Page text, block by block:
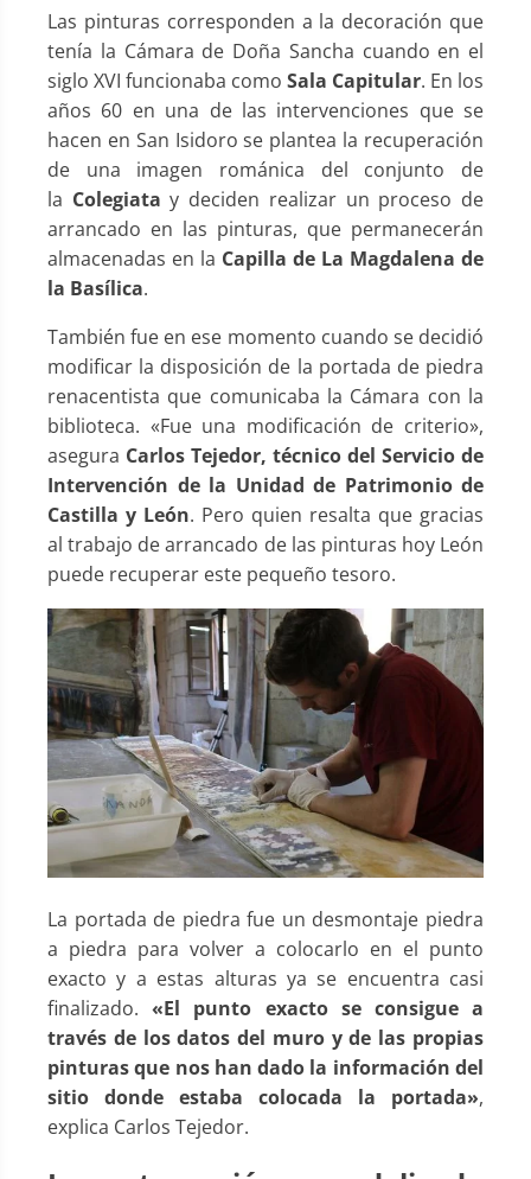
Las pinturas corresponden a la decoración que
tenía la Cámara de Doña Sancha cuando en el
siglo XVI funcionaba como Sala Capitular. En los
años 60 en una de las intervenciones que se
hacen en San Isidoro se plantea la recuperación
de una imagen románica del conjunto de
la Colegiatay deciden realizar un proceso de
arrancado en las pinturas, que permanecerán
almacenadas en la Capilla de La Magdalena de
la Basílica.
También fue en ese momento cuando se decidió
modificar la disposición de la portada de piedra
renacentista que comunicaba la Cámara con la
biblioteca. «Fue una modificación de criterio»,
asegura Carlos Tejedor, técnico del Servicio de
Intervención de la Unidad de Patrimonio de
Castilla y León. Pero quien resalta que gracias
al trabajo de arrancado de las pinturas hoy León
puede recuperar este pequeño tesoro.
La portada de piedra fue un desmontaje piedra
a piedra para volver a colocarlo en el punto
exacto y a estas alturas ya se encuentra casi
finalizado.«El punto exacto se consigue a
través de los datos del muro y de las propias
pinturas que nos han dado la información del
sitio donde estaba colocada la portada»,
explica Carlos Tejedor.